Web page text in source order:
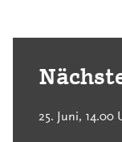
25. Juni, 14.00